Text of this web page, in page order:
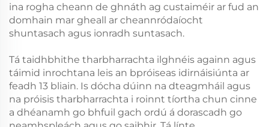
ina rogha cheann de ghnáth ag custaiméir ar fud an
domhain mar gheall ar cheannródaíocht
shuntasach agus ionradh suntasach.
Tá taidhbhithe tharbharrachta ilghnéis againn agus
táimid inrochtana leis an bpróiseas idirnáisiúnta ar
feadh 13 bliain. Is dócha dúinn na dteagmháil agus
na próisis tharbharrachta i roinnt tíortha chun cinne
a dhéanamh go bhfuil gach ordú á dorascadh go